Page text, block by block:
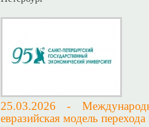
25.03.2026 -
евразийская модель